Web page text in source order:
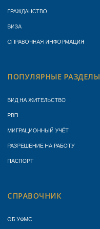
ГРАЖДАНСТВО
ВИЗА
СПРАВОЧНАЯ ИНФОРМАЦИЯ
ПОПУЛЯРНЫЕ РАЗДЕЛЫ
ВИД НА ЖИТЕЛЬСТВО
РВП
МИГРАЦИОННЫЙ УЧЁТ
РАЗРЕШЕНИЕ НА РАБОТУ
ПАСПОРТ
СПРАВОЧНИК
ОБ УФМС